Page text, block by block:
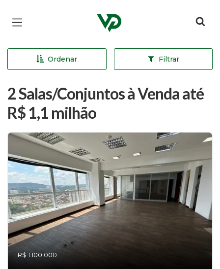
Página inicial
Ordenar Filtrar
2 Salas/Conjuntos à Venda até
R$ 1,1 milhão
R$ 1.100.000